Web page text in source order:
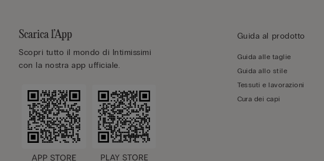
Scarica l’App
Scopri tutto il mondo di Intimissimi
con la nostra app ufficiale.
Guida al prodotto
Guida alle taglie
Guida allo stile
Tessuti e lavorazioni
Cura dei capi